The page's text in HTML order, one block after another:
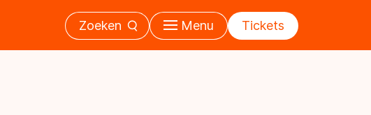
Zoeken Menu Tickets